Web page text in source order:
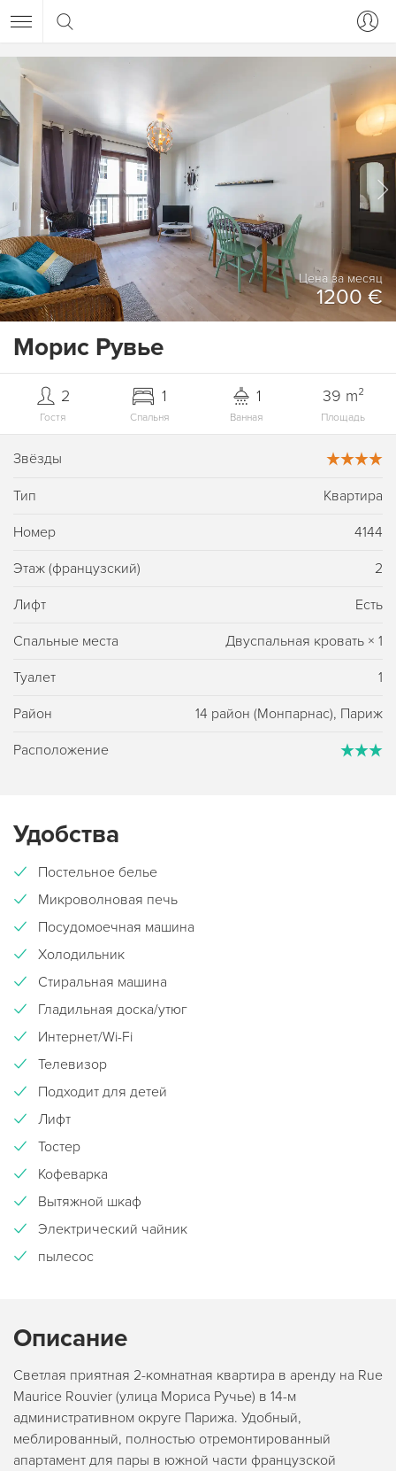
Цена за месяц
1200 €
Морис Рувье
Гостя
2
Спальня
1
Ванная
1
Площадь
39 m²
Звёзды
Тип Квартира
Номер 4144
Этаж (французский) 2
Лифт Есть
Спальные места Двуспальная кровать × 1
Туалет 1
Район 14 район (Монпарнас), Париж
Расположение
Удобства
Постельное белье
Микроволновая печь
Посудомоечная машина
Холодильник
Стиральная машина
Гладильная доска/утюг
Интернет/Wi-Fi
Телевизор
Подходит для детей
Лифт
Тостер
Кофеварка
Вытяжной шкаф
Электрический чайник
пылесос
Описание
Светлая приятная 2-комнатная квартира в аренду на Rue
Maurice Rouvier (улица Мориса Ручье) в 14-м
административном округе Парижа. Удобный,
меблированный, полностью отремонтированный
апартамент для пары в южной части французской